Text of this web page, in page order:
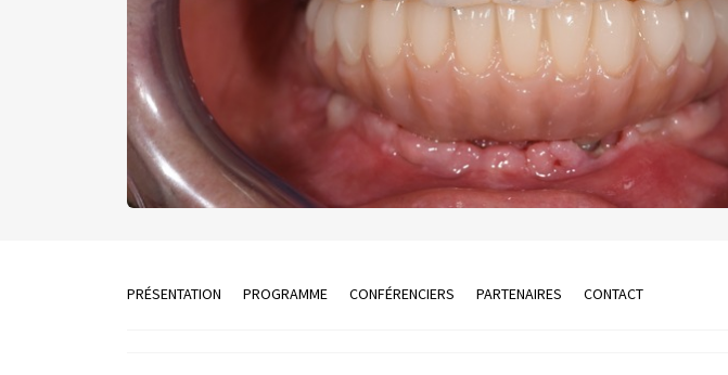
PRÉSENTATION PROGRAMME CONFÉRENCIERS PARTENAIRES CONTACT